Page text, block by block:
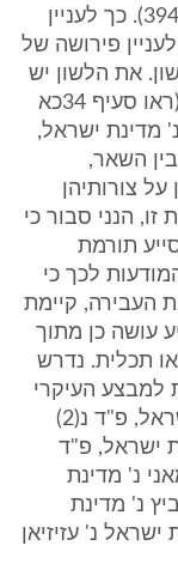
נ' מדינת ישראל, פ"ד מה(4) 364, 394-395). כך לעניין
פירושה של
את הלשון יש
לפרש על פי התכלית המונחת ביסודה (ראו סעיף 34כא
ע"פ 6696/96 כהנא נ' מדינת ישראל,
בין השאר,
צורותיהן
הנני סבור כי
תורמת
לכך כי
העבירה, קיימת
עושה כן מתוך
תכלית. נדרש
למבצע העיקרי
(ראו גם ע"פ 2910/94 יפת נ' מדינת ישראל, פ"ד נ(2)
נ' מדינת ישראל, פ"ד
3237/96 סולימאני נ' מדינת
ע"פ 628/97 ליזרוביץ נ' מדינת
ע"פ 807/99 מדינת ישראל נ' עזיזיאן